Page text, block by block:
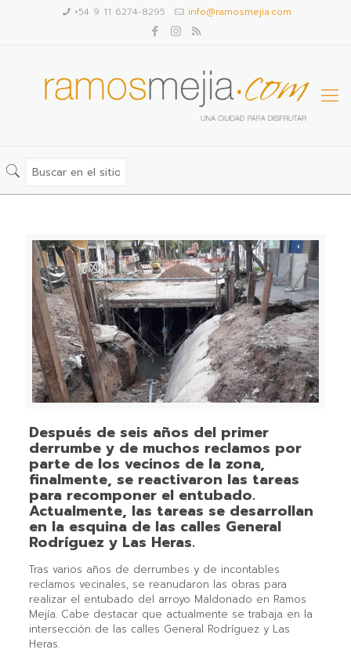
+54 9 11 6274-8295 info@ramosmejia.com
Después de seis años del primer
derrumbe y de muchos reclamos por
parte de los vecinos de la zona,
finalmente, se reactivaron las tareas
para recomponer el entubado.
Actualmente, las tareas se desarrollan
en la esquina de las calles General
Rodríguez y Las Heras.
Tras varios años de derrumbes y de incontables
reclamos vecinales, se reanudaron las obras para
realizar el entubado del arroyo Maldonado en Ramos
Mejía. Cabe destacar que actualmente se trabaja en la
intersección de las calles General Rodríguez y Las
Heras.